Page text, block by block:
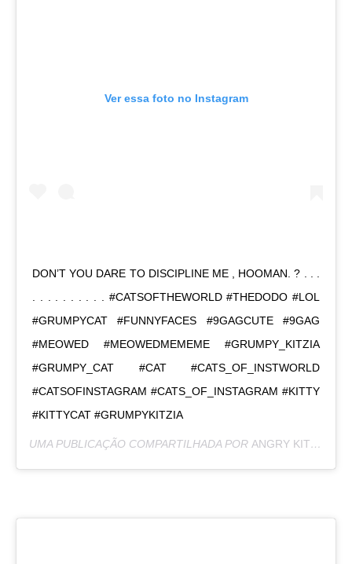
Ver essa foto no Instagram
DON’T YOU DARE TO DISCIPLINE ME , HOOMAN. ? . . .
. . . . . . . . . . #CATSOFTHEWORLD #THEDODO #LOL
#GRUMPYCAT #FUNNYFACES #9GAGCUTE #9GAG
#MEOWED #MEOWEDMEMEME #GRUMPY_KITZIA
#GRUMPY_CAT #CAT #CATS_OF_INSTWORLD
#CATSOFINSTAGRAM #CATS_OF_INSTAGRAM #KITTY
#KITTYCAT #GRUMPYKITZIA
UMA PUBLICAÇÃO COMPARTILHADA POR ANGRY KITZIA